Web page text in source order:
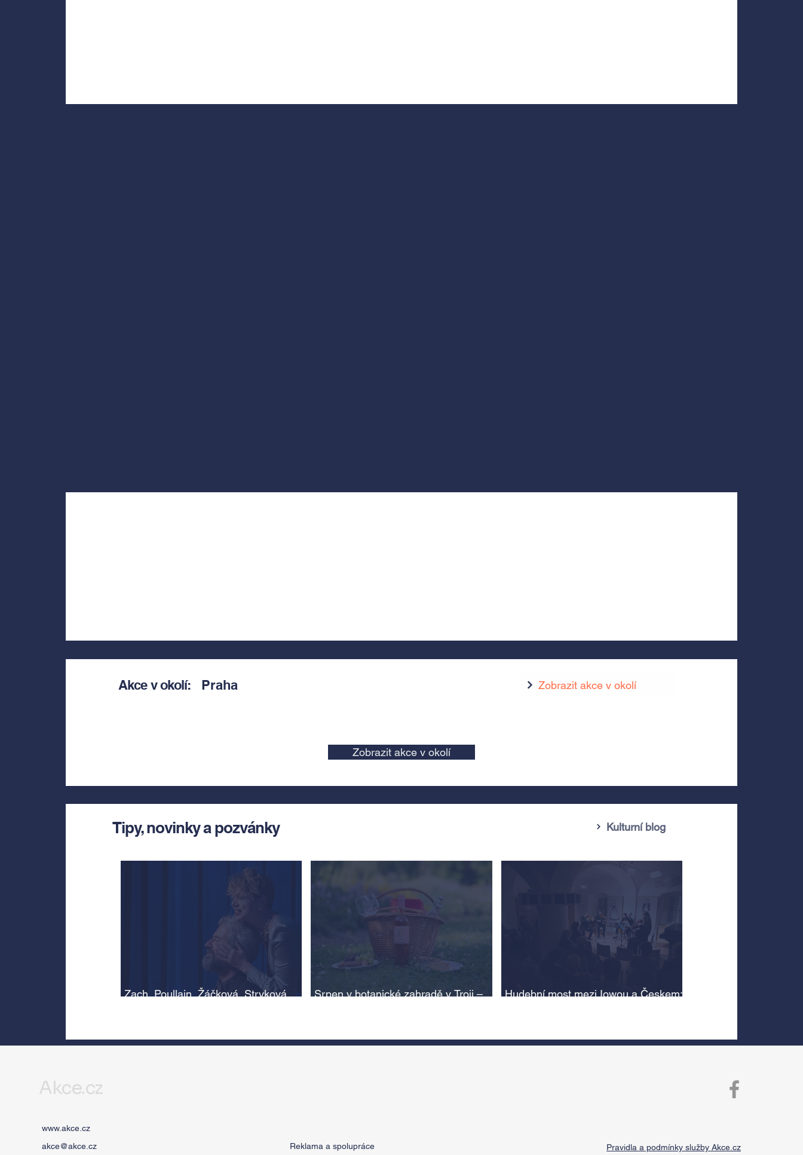
Akce v okolí: Praha Zobrazit akce v okolí
Zobrazit akce v okolí
Tipy, novinky a pozvánky Kulturní blog
Zach, Poullain, Žáčková, Stryková,
Srpen v botanické zahradě v Troji –
Hudební most mezi Iowou a Českem:
Akce.cz
www.akce.cz
akce@akce.cz
Reklama a spolupráce Pravidla a podmínky služby Akce.cz